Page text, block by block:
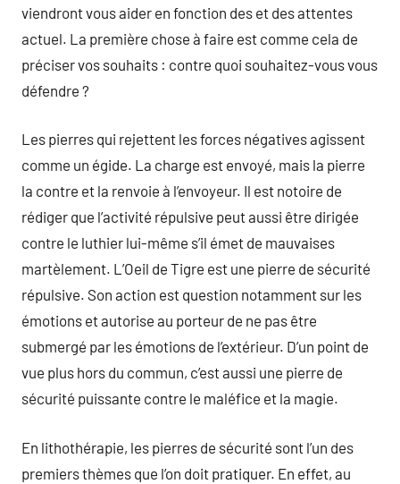
viendront vous aider en fonction des et des attentes
actuel. La première chose à faire est comme cela de
préciser vos souhaits : contre quoi souhaitez-vous vous
défendre ?
Les pierres qui rejettent les forces négatives agissent
comme un égide. La charge est envoyé, mais la pierre
la contre et la renvoie à l’envoyeur. Il est notoire de
rédiger que l’activité répulsive peut aussi être dirigée
contre le luthier lui-même s’il émet de mauvaises
martèlement. L’Oeil de Tigre est une pierre de sécurité
répulsive. Son action est question notamment sur les
émotions et autorise au porteur de ne pas être
submergé par les émotions de l’extérieur. D’un point de
vue plus hors du commun, c’est aussi une pierre de
sécurité puissante contre le maléfice et la magie.
En lithothérapie, les pierres de sécurité sont l’un des
premiers thèmes que l’on doit pratiquer. En effet, au